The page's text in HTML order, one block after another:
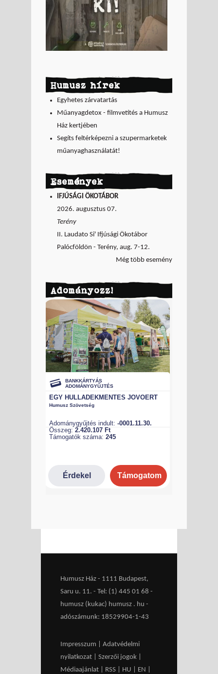
Humusz hírek
Egyhetes zárvatartás
Műanyagdetox - filmvetítés a Humusz
Ház kertjében
Segíts feltérképezni a szupermarketek
műanyaghasználatát!
Események
IFJÚSÁGI ÖKOTÁBOR
2026. augusztus 07.
Terény
II. Laudato Si' Ifjúsági Ökotábor
Palócföldön - Terény, aug. 7-12.
Még több esemény
Adományozz!
Humusz Ház - 1111 Budapest,
Saru u. 11. - Tel: (1) 445 01 68 -
humusz (kukac) humusz . hu -
adószámunk: 18529904-1-43
Impresszum
Adatvédelmi
nyilatkozat
Szerzői jogok
Médiaajánlat
RSS HU EN